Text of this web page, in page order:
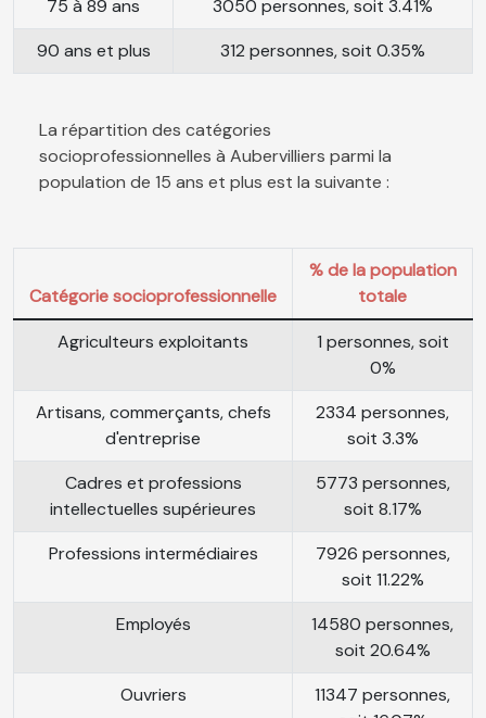
75 à 89 ans
3050 personnes, soit 3.41%
90 ans et plus
312 personnes, soit 0.35%
La répartition des catégories
socioprofessionnelles à Aubervilliers parmi la
population de 15 ans et plus est la suivante :
Catégorie socioprofessionnelle
% de la population
totale
Agriculteurs exploitants
1 personnes, soit
0%
Artisans, commerçants, chefs
d'entreprise
2334 personnes,
soit 3.3%
Cadres et professions
intellectuelles supérieures
5773 personnes,
soit 8.17%
Professions intermédiaires
7926 personnes,
soit 11.22%
Employés
14580 personnes,
soit 20.64%
Ouvriers
11347 personnes,